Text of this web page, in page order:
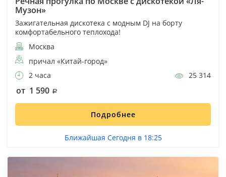
Музон»
Зажигательная дискотека с модным DJ на борту
комфортабельного теплохода!
Москва
причал «Китай-город»
2 часа
25 314
от 1 590
Подробнее
Ближайшая Сегодня в 18:25